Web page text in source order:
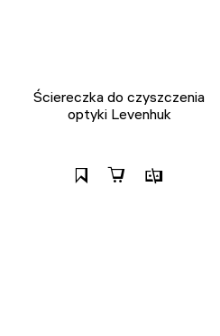
Ściereczka do czyszczenia
optyki Levenhuk